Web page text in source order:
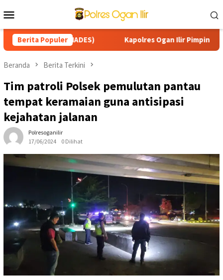
ke
Mobile
Berita Populer
DESA (SMADES) Kapolres Ogan Ilir Pimpin Patroli
Beranda Berita Terkini
Tim patroli Polsek pemulutan pantau
tempat keramaian guna antisipasi
kejahatan jalanan
Polresoganilir
17/06/2024
0 Dilihat